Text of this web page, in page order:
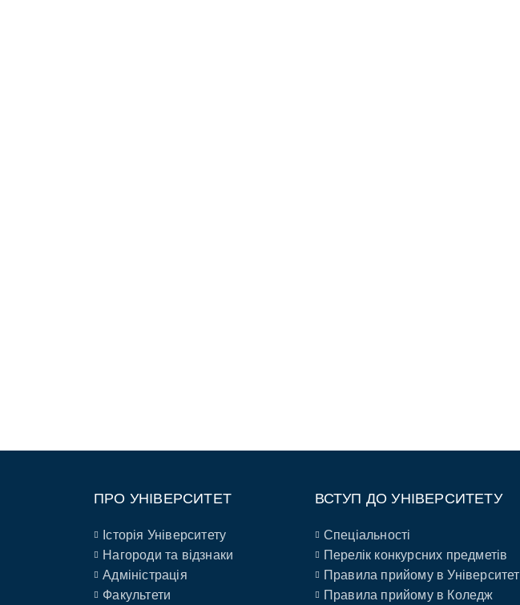
ПРО УНІВЕРСИТЕТ
Історія Університету
Нагороди та відзнаки
Адміністрація
Факультети
ВСТУП ДО УНІВЕРСИТЕТУ
Спеціальності
Перелік конкурсних предметів
Правила прийому в Університет
Правила прийому в Коледж